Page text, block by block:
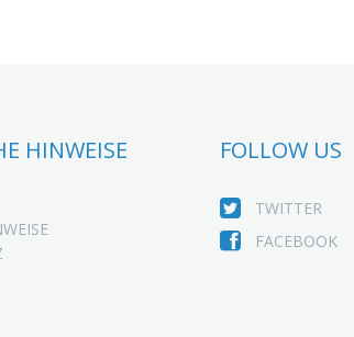
HINWEISE FOLLOW US
TWITTER
FACEBOOK